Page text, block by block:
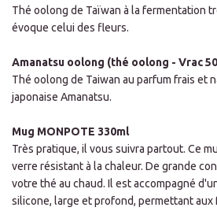
Thé oolong de Taïwan à la fermentation
évoque celui des fleurs.
Amanatsu oolong (thé oolong - Vrac
Thé oolong de Taiwan au parfum frais et
japonaise Amanatsu.
Mug MONPOTE 330ml
Très pratique, il vous suivra partout. Ce
verre résistant à la chaleur. De grande
votre thé au chaud. Il est accompagné
silicone, large et profond, permettant